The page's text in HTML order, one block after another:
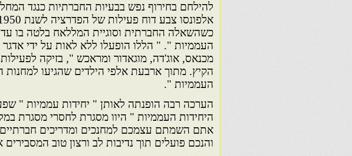
להילחם בחירוף נפש בבעיות החברתיות כנגד
כשהשאלה החברתית וסוגיית המללאח בלטה בו
העממיות ". " הללו הופעלו ללא לאות על ידי אדגר
מכנאס, אוג'דה, מוגאדור ומראכש ", בזיקה
הקיץ. מתוך ארבעת אלפי הילדים שהגיעו למחנות
העממיות ".
הערכה רבה הופנתה לאותן " יחידות עממיות "
היחידות העממיות " היוו מסגרת לחסרי מסגרת
אתם השמתם עצמכם למחנכים ומדריכים
והנכם פועלים תוך נדיבות לב ורצון טוב